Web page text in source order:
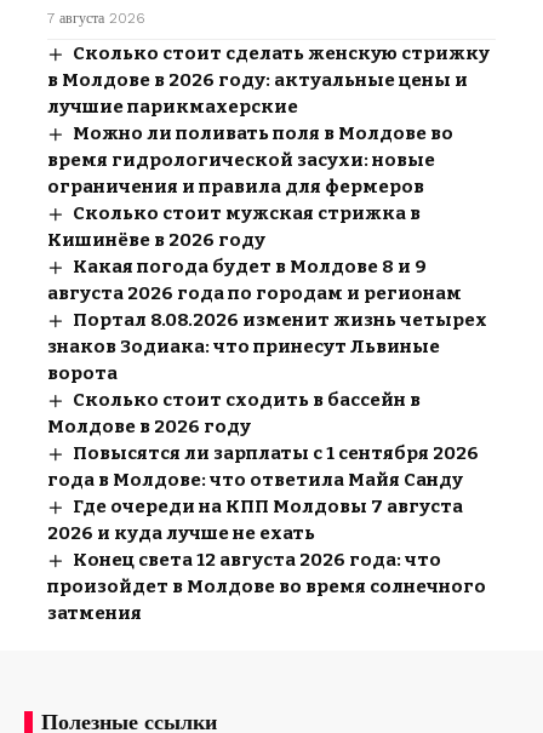
7 августа 2026
Сколько стоит сделать женскую стрижку
в Молдове в 2026 году: актуальные цены и
лучшие парикмахерские
Можно ли поливать поля в Молдове во
время гидрологической засухи: новые
ограничения и правила для фермеров
Сколько стоит мужская стрижка в
Кишинёве в 2026 году
Какая погода будет в Молдове 8 и 9
августа 2026 года по городам и регионам
Портал 8.08.2026 изменит жизнь четырех
знаков Зодиака: что принесут Львиные
ворота
Сколько стоит сходить в бассейн в
Молдове в 2026 году
Повысятся ли зарплаты с 1 сентября 2026
года в Молдове: что ответила Майя Санду
Где очереди на КПП Молдовы 7 августа
2026 и куда лучше не ехать
Конец света 12 августа 2026 года: что
произойдет в Молдове во время солнечного
затмения
Полезные ссылки